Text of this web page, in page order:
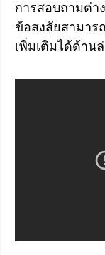
การสอบถามต่า
ข้อสงสัยสามาร
เพิ่มเติมได้ด้าน